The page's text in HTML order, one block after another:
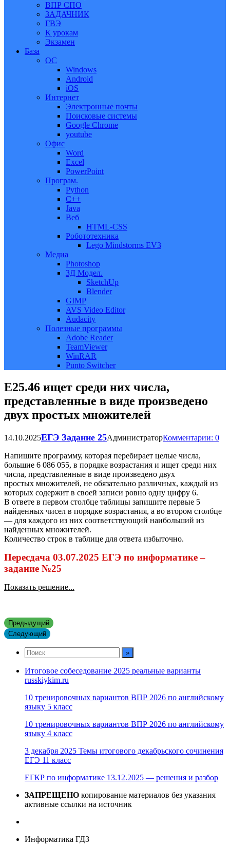
ВПР СПО
ЗАДАЧНИК
ГВЭ
К урокам
Экзамен
База
ОС
Windows
Android
iOS
Интернет
Электронные почты
Поисковые системы
Google Chrome
youtube
Офис
Word
Excel
PowerPoint
Програм.
Python
C++
Java
Веб
HTML-CSS
Робототехника
Lego Mindstorms EV3
Медиа
Photoshop
3Д Модел.
SketchUp
Blender
GIMP
AVS Video Editor
Audacity
Полезные программы
Adobe Reader
TeamViewer
WinRAR
Punto Switcher
Е25.46 ищет среди них числа,
представленные в виде произведено
двух простых множителей
14.10.2025ЕГЭ Задание 25АдминистраторКомментарии: 0
Напишите программу, которая перебирает целые числа,
большие 6 086 055, в порядке возрастания и ищет среди них
числа, представленные в виде произведено двух
простых множителей, не обязательно различных, каждый из
которых содержит в своей записи ровно одну цифру 6.
В ответе в первом столбце таблицы запишите первые 5
найденных чисел в порядке возрастания, а во втором столбце
— для каждого из них соответствующий наибольший из
найденных множителей.
Количество строк в таблице для ответа избыточно.
Пересдача 03.07.2025 ЕГЭ по информатике –
задание №25
Показать решение...
Предыдущий
Следующий
Итоговое собеседование 2025 реальные варианты
russkiykim.ru
10 тренировочных вариантов ВПР 2026 по английскому
языку 5 класс
10 тренировочных вариантов ВПР 2026 по английскому
языку 4 класс
3 декабря 2025 Темы итогового декабрьского сочинения
ЕГЭ 11 класс
ЕГКР по информатике 13.12.2025 — решения и разбор
ЗАПРЕЩЕНО копирование материалов без указания
активные ссылки на источник
Информатика ГДЗ